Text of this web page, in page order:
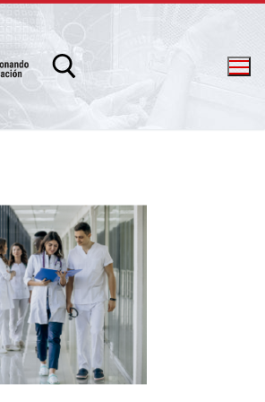
whatsapp: 54 9 11 6230 2470